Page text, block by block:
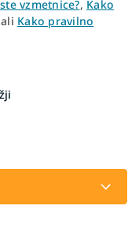
vzmetnice?, Kako
Kako pravilno